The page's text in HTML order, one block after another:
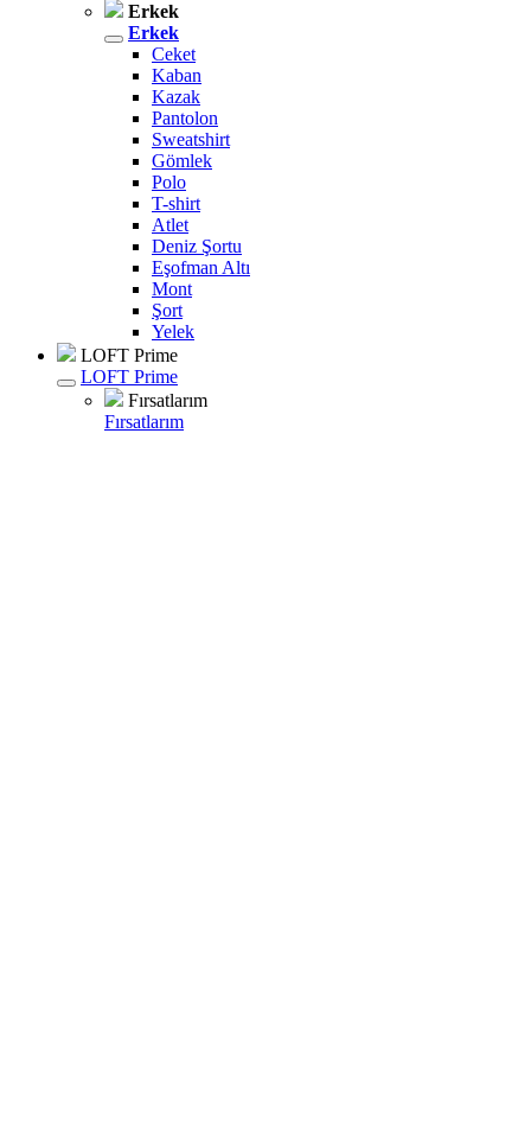
Erkek
Erkek
Ceket
Kaban
Kazak
Pantolon
Sweatshirt
Gömlek
Polo
T-shirt
Atlet
Deniz Şortu
Eşofman Altı
Mont
Şort
Yelek
LOFT Prime
LOFT Prime
Fırsatlarım
Fırsatlarım